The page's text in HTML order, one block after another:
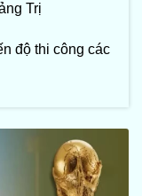
Trị
độ thi công các